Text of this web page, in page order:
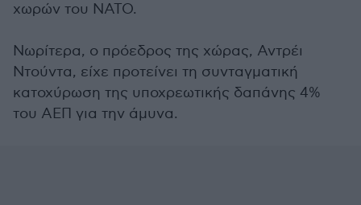
χωρών του ΝΑΤΟ.
Νωρίτερα, ο πρόεδρος της χώρας, Αντρέι
Ντούντα, είχε προτείνει τη συνταγματική
κατοχύρωση της υποχρεωτικής δαπάνης 4%
του ΑΕΠ για την άμυνα.